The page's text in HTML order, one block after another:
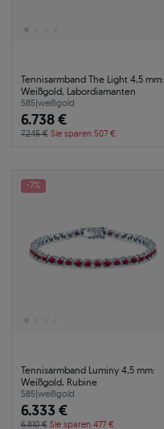
Tennisarmband The Light 4,5 mm:
Weißgold, Labordiamanten
585|weißgold
6.738 €
7.245 € Sie sparen 507 €
-7%
Tennisarmband Luminy 4,5 mm:
Weißgold, Rubine
585|weißgold
6.333 €
6.810 € Sie sparen 477 €